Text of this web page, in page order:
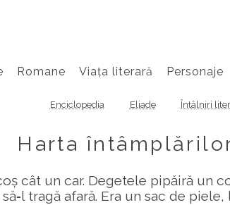
Romane Viața literară Personaje
Enciclopedia Eliade Întâlniri
Harta
cât un car. Degetele pipăiră un
tragă afară. Era un sac de